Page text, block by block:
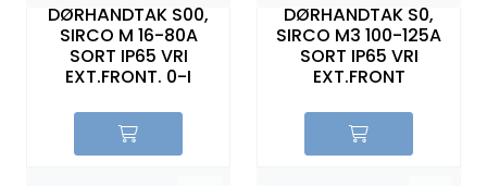
DØRHÅNDTAK S00,
SIRCO M 16-80A
SORT IP65 VRI
EXT.FRONT. 0-I
DØRHÅNDTAK S0,
SIRCO M3 100-125A
SORT IP65 VRI
EXT.FRONT